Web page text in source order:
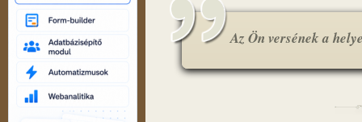
Az Ön versének a